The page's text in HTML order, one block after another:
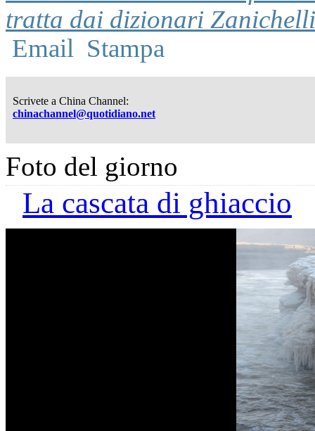
tratta dai dizionari Zanichelli
Email Stampa
Scrivete a China Channel:
chinachannel@quotidiano.net
Foto del giorno
La cascata di ghiaccio